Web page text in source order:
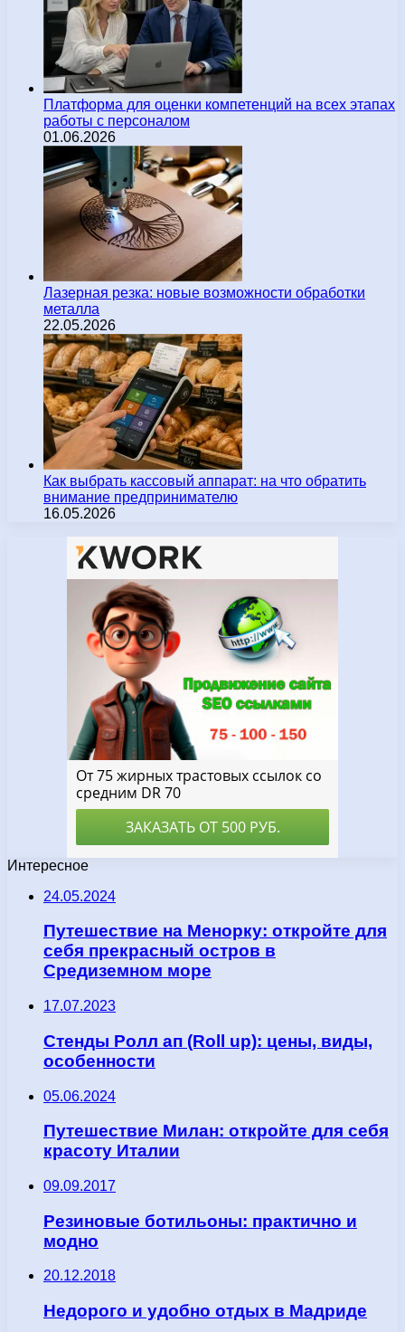
Платформа для оценки компетенций на всех этапах
работы с персоналом
01.06.2026
Лазерная резка: новые возможности обработки
металла
22.05.2026
Как выбрать кассовый аппарат: на что обратить
внимание предпринимателю
16.05.2026
Интересное
24.05.2024
Путешествие на Менорку: откройте для
себя прекрасный остров в
Средиземном море
17.07.2023
Стенды Ролл ап (Roll up): цены, виды,
особенности
05.06.2024
Путешествие Милан: откройте для себя
красоту Италии
09.09.2017
Резиновые ботильоны: практично и
модно
20.12.2018
Недорого и удобно отдых в Мадриде